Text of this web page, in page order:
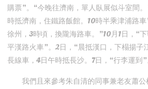
購票”。“今晚往濟南，單人臥展似斗室間
時抵濟南，住鐵路飯館。10時半乘津浦路
徐州，3時頃，換隴海路車。”10月1日，“
平漢路火車”。2日，“晨抵漢口，下榻揚子
長線車，4日午時抵長沙。7日，“行李運到”
我們且來參考朱自清的同事兼老友蕭